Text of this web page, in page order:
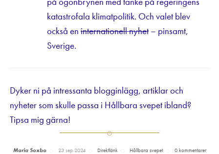
katastrofala klimatpolitik. Och valet blev
också en internationell nyhet – pinsamt,
Sverige.
Dyker ni på intressanta blogginlägg, artiklar och
nyheter som skulle passa i Hållbara svepet ibland?
Tipsa mig gärna!
Maria Soxbo 23 sep 2024 Direktlänk Hållbara svepet 0 kommentarer